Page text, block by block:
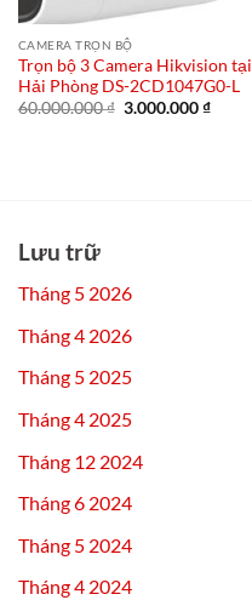
CAMERA TRỌN BỘ
Trọn bộ 3 Camera Hikvision tại
Hải Phòng DS-2CD1047G0-L
60.000.000₫ Giá
3.000.000₫Giá
Lưu trữ
Tháng 5 2026
Tháng 4 2026
Tháng 5 2025
Tháng 4 2025
Tháng 12 2024
Tháng 6 2024
Tháng 5 2024
Tháng 4 2024